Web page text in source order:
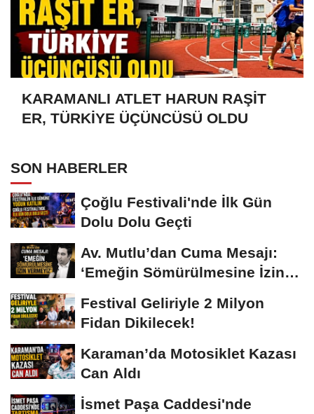
KARAMANLI ATLET HARUN RAŞİT
ER, TÜRKİYE ÜÇÜNCÜSÜ OLDU
SON HABERLER
Çoğlu Festivali'nde İlk Gün
Dolu Dolu Geçti
Av. Mutlu’dan Cuma Mesajı:
‘Emeğin Sömürülmesine İzin
Festival Geliriyle 2 Milyon
Fidan Dikilecek!
Karaman’da Motosiklet Kazası
Can Aldı
İsmet Paşa Caddesi'nde